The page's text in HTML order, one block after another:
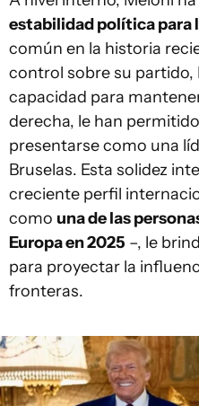
estabilidad política para
común en la historia
control sobre su partido,
capacidad para
derecha, le han
presentarse como una
Bruselas. Esta solidez
creciente perfil
como una de las
Europa en 2025 –, le
para proyectar la
fronteras.